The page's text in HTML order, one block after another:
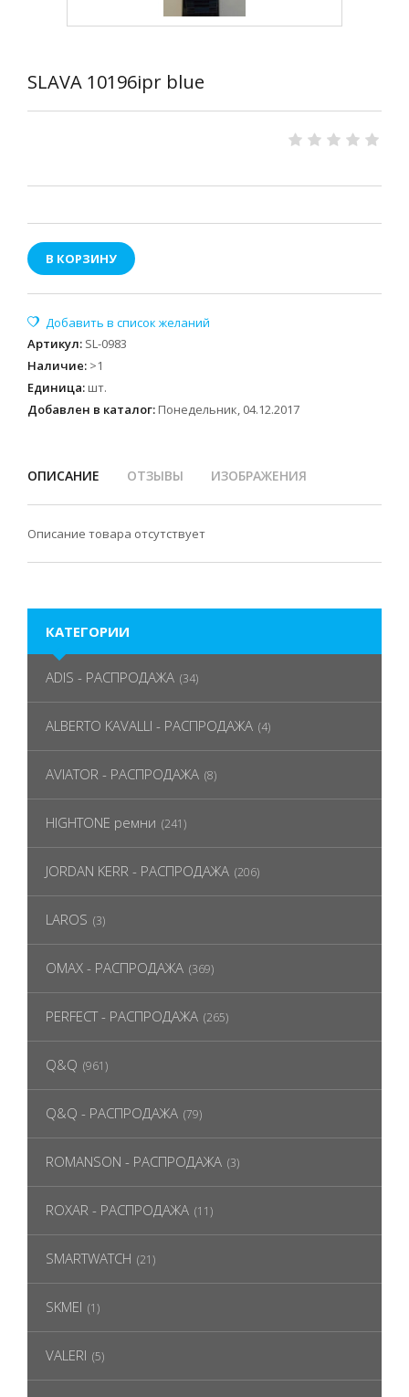
SLAVA 10196ipr blue
В КОРЗИНУ
Артикул: SL-0983
Наличие: >1
Единица: шт.
Добавлен в каталог: Понедельник, 04.12.2017
ОПИСАНИЕ ОТЗЫВЫ ИЗОБРАЖЕНИЯ
Описание товара отсутствует
КАТЕГОРИИ
ADIS - РАСПРОДАЖА (34)
ALBERTO KAVALLI - РАСПРОДАЖА (4)
AVIATOR - РАСПРОДАЖА (8)
HIGHTONE ремни (241)
JORDAN KERR - РАСПРОДАЖА (206)
LAROS (3)
OMAX - РАСПРОДАЖА (369)
PERFECT - РАСПРОДАЖА (265)
Q&Q (961)
Q&Q - РАСПРОДАЖА (79)
ROMANSON - РАСПРОДАЖА (3)
ROXAR - РАСПРОДАЖА (11)
SMARTWATCH (21)
SKMEI (1)
VALERI (5)